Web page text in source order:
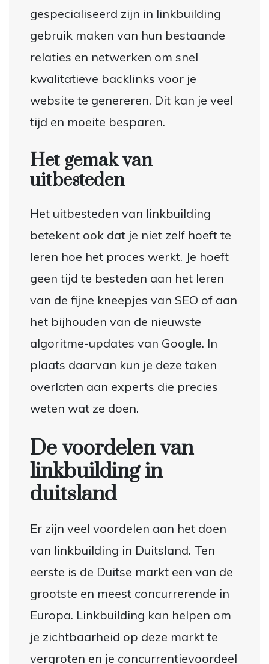
gespecialiseerd zijn in linkbuilding
gebruik maken van hun bestaande
relaties en netwerken om snel
kwalitatieve backlinks voor je
website te genereren. Dit kan je veel
tijd en moeite besparen.
Het gemak van
uitbesteden
Het uitbesteden van linkbuilding
betekent ook dat je niet zelf hoeft te
leren hoe het proces werkt. Je hoeft
geen tijd te besteden aan het leren
van de fijne kneepjes van SEO of aan
het bijhouden van de nieuwste
algoritme-updates van Google. In
plaats daarvan kun je deze taken
overlaten aan experts die precies
weten wat ze doen.
De voordelen van
linkbuilding in
duitsland
Er zijn veel voordelen aan het doen
van linkbuilding in Duitsland. Ten
eerste is de Duitse markt een van de
grootste en meest concurrerende in
Europa. Linkbuilding kan helpen om
je zichtbaarheid op deze markt te
vergroten en je concurrentievoordeel